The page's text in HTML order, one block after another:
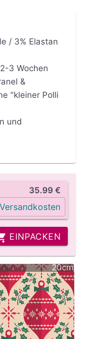
/ 3% Elastan
3 Wochen
&
"kleiner Polli
und
35.99 €
EINPACKEN
20cm